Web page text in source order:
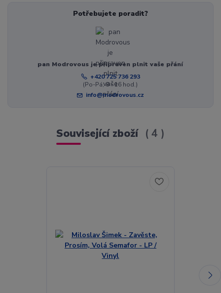
Potřebujete poradit?
pan Modrovous je připraven plnit vaše přání
+420 725 736 293
(Po-Pá, 8 - 16 hod.)
info@modrovous.cz
Související zboží 4